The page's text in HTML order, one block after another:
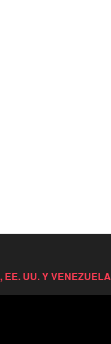
EE. UU. Y VENEZUELA